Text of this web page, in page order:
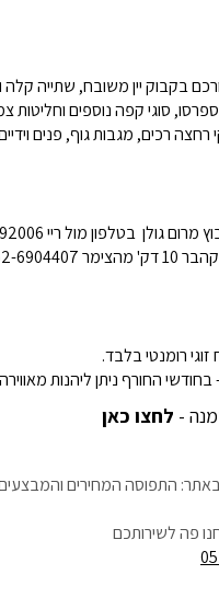
רכים, מגבות גוף, פנים
ובתשלום נפרד.
החורף ניתן ליהנות
- לחצו כאן
התפוסה המחירים
פה לשירותכם